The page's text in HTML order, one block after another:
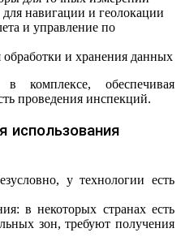
навигации и геолокации
и управление по
и хранения данных
комплексе, обеспечивая
проведения инспекций.
использования
у технологии есть
в некоторых странах есть
зон, требуют получения